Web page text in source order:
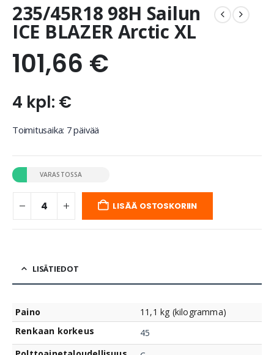
235/45R18 98H Sailun
ICE BLAZER Arctic XL
101,66 €
4 kpl: €
Toimitusaika: 7 päivää
VARASTOSSA
LISÄÄ OSTOSKORIIN
LISÄTIEDOT
Paino
11,1 kg (kilogramma)
Renkaan korkeus
45